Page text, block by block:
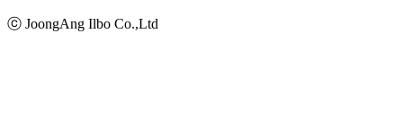
ⓒ JoongAng Ilbo Co.,Ltd